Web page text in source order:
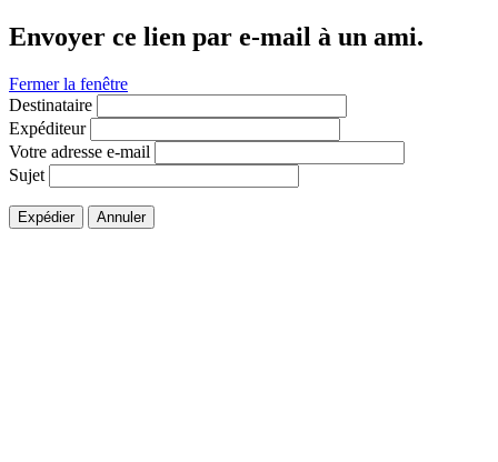
Envoyer ce lien par e-mail à un ami.
Fermer la fenêtre
Destinataire
Expéditeur
Votre adresse e-mail
Sujet
Expédier Annuler